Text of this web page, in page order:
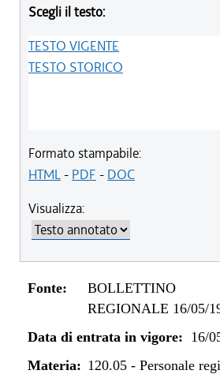
Scegli il testo:
TESTO VIGENTE
TESTO STORICO
Formato stampabile:
HTML- PDF - DOC
Visualizza:
Fonte:
BOLLETTINO
REGIONALE 16/05/
Data di entrata in vigore: 16/
Materia: 120.05- Personale